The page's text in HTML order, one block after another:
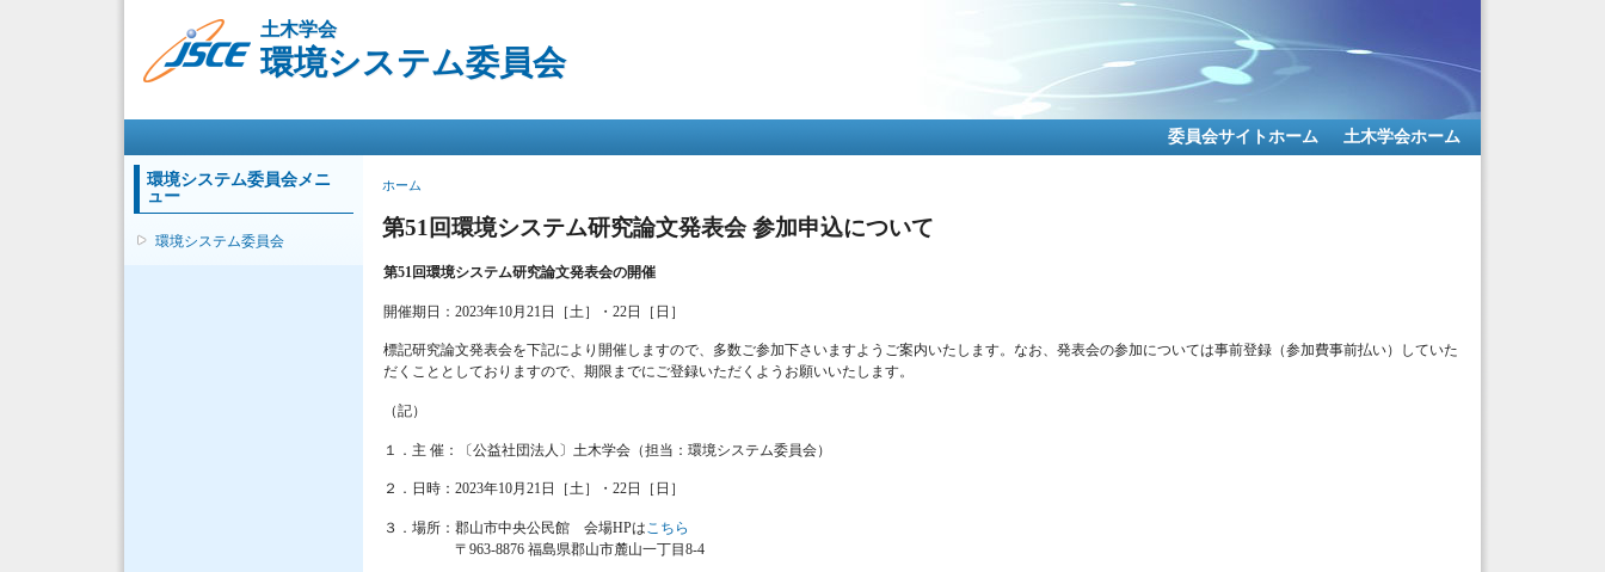
移
動
土木学会
環境システム委員会
委員会サイトホーム 土木学会ホーム
環境システム委員会メニ
ュー
環境システム委員会
現在地
ホーム
第51回環境システム研究論文発表会 参加申込について
第51回環境システム研究論文発表会の開催
開催期日：2023年10月21日［土］・22日［日］
標記研究論文発表会を下記により開催しますので、多数ご参加下さいますようご案内いたします。なお、発表会の参加については事前登録（参加費事前払い）していた
だくこととしておりますので、期限までにご登録いただくようお願いいたします。
（記）
１．主 催：〔公益社団法人〕土木学会（担当：環境システム委員会）
２．日時：2023年10月21日［土］・22日［日］
３．場所：郡山市中央公民館 会場HPは こちら
〒963-8876 福島県郡山市麓山一丁目8-4